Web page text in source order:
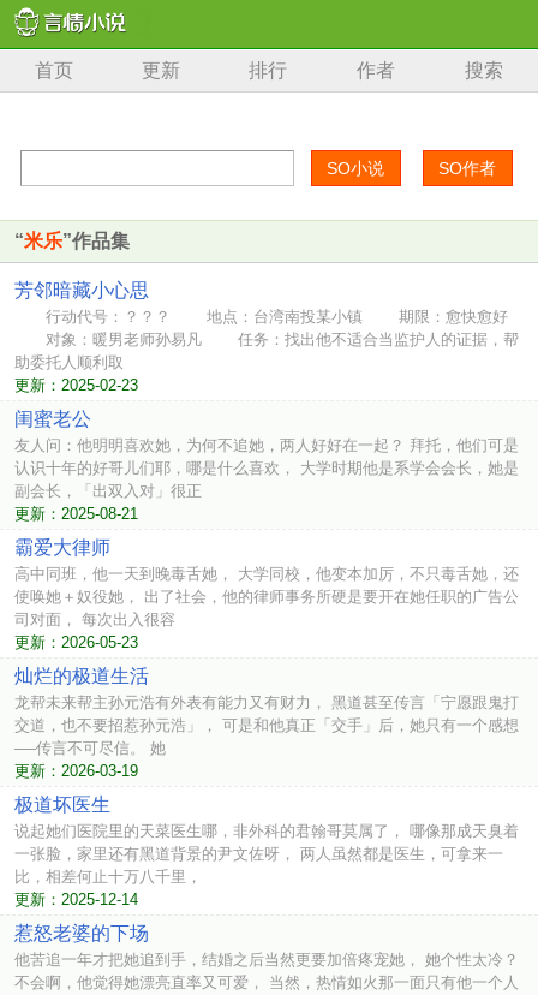
首页 更新 排行 作者 搜索
“米乐”作品集
芳邻暗藏小心思
行动代号：？？？ 地点：台湾南投某小镇 期限：愈快愈好
对象：暖男老师孙易凡 任务：找出他不适合当监护人的证据，帮
助委托人顺利取
更新：2025-02-23
闺蜜老公
友人问：他明明喜欢她，为何不追她，两人好好在一起？ 拜托，他们可是
认识十年的好哥儿们耶，哪是什么喜欢， 大学时期他是系学会会长，她是
副会长，「出双入对」很正
更新：2025-08-21
霸爱大律师
高中同班，他一天到晚毒舌她， 大学同校，他变本加厉，不只毒舌她，还
使唤她＋奴役她， 出了社会，他的律师事务所硬是要开在她任职的广告公
司对面， 每次出入很容
更新：2026-05-23
灿烂的极道生活
龙帮未来帮主孙元浩有外表有能力又有财力， 黑道甚至传言「宁愿跟鬼打
交道，也不要招惹孙元浩」， 可是和他真正「交手」后，她只有一个感想
──传言不可尽信。 她
更新：2026-03-19
极道坏医生
说起她们医院里的天菜医生哪，非外科的君翰哥莫属了， 哪像那成天臭着
一张脸，家里还有黑道背景的尹文佐呀， 两人虽然都是医生，可拿来一
比，相差何止十万八千里，
更新：2025-12-14
惹怒老婆的下场
他苦追一年才把她追到手，结婚之后当然更要加倍疼宠她， 她个性太冷？
不会啊，他觉得她漂亮直率又可爱， 当然，热情如火那一面只有他一个人